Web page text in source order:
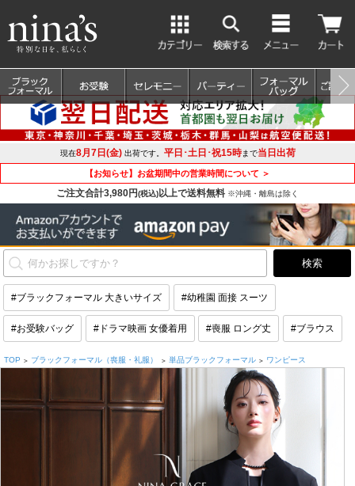
現在8月7日(金)出荷です。 平日･土日･祝15時まで当日出荷
【お知らせ】お盆期間中の営業時間について ＞
ご注文合計3,980円(税込)以上で送料無料 ※沖縄・離島は除く
#ブラックフォーマル 大きいサイズ #幼稚園 面接 スーツ
#お受験バッグ #ドラマ映画 女優着用 #喪服 ロング丈 #ブラウス
TOP > ブラックフォーマル（喪服・礼服） > 単品ブラックフォーマル > ワンピース